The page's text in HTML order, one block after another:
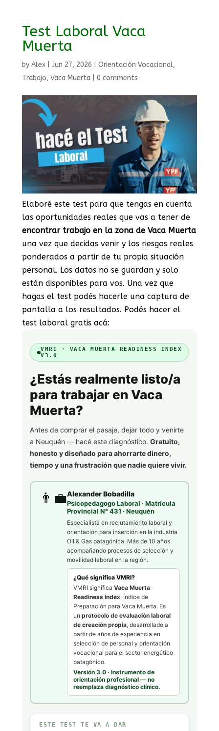
Test Laboral Vaca
Muerta
by Alex| Jun 27, 2026 Orientación Vocacional,
Trabajo, Vaca Muerta| 0 comments
Elaboré este test para que tengas en cuenta
las oportunidades reales que vas a tener de
encontrar trabajo en la zona de Vaca Muerta
una vez que decidas venir y los riesgos reales
ponderados a partir de tu propia situación
personal. Los datos no se guardan y solo
están disponibles para vos. Una vez que
hagas el test podés hacerle una captura de
pantalla a los resultados. Podés hacer el
test laboral gratis acá: